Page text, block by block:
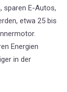
sparen E-Autos,
etwa 25 bis
Energien
in der